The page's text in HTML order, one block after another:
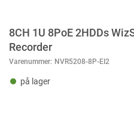
8CH 1U 8PoE 2HDDs
Recorder
Varenummer: NVR5208-8P-EI2
på lager